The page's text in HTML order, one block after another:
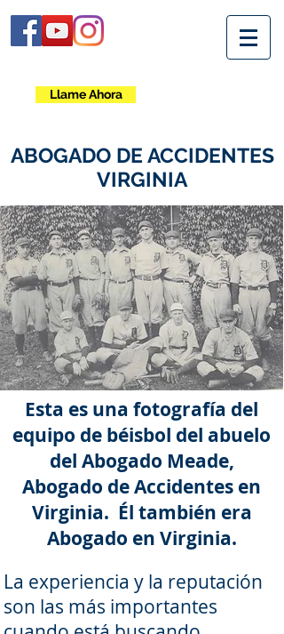
Llame Ahora
ABOGADO DE ACCIDENTES
VIRGINIA
Esta es una fotografía del
equipo de béisbol del abuelo
del Abogado Meade,
Abogado de Accidentes en
Virginia. Él también era
Abogado en Virginia.
La experiencia y la reputación
son las más importantes